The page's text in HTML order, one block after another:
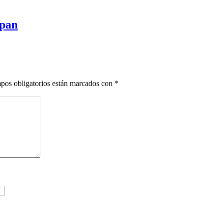
obligatorios están marcados con *